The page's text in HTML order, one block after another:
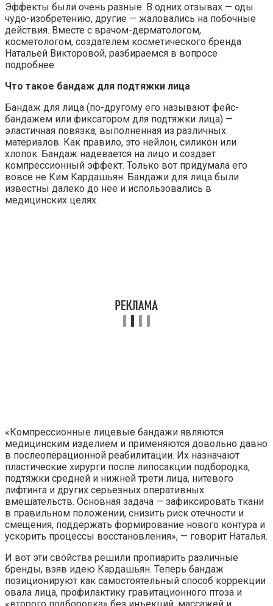
Эффекты были очень разные. В одних отзывах — оды
чудо-изобретению, другие — жаловались на побочные
действия. Вместе с врачом-дерматологом,
косметологом, создателем косметического бренда
Натальей Викторовой, разбираемся в вопросе
подробнее.
Что такое бандаж для подтяжки лица
Бандаж для лица (по-другому его называют фейс-
бандажем или фиксатором для подтяжки лица) —
эластичная повязка, выполненная из различных
материалов. Как правило, это нейлон, силикон или
хлопок. Бандаж надевается на лицо и создает
компрессионный эффект. Только вот придумала его
вовсе не Ким Кардашьян. Бандажи для лица были
известны далеко до нее и использовались в
медицинских целях.
«Компрессионные лицевые бандажи являются
медицинским изделием и применяются довольно давно
в послеоперационной реабилитации. Их назначают
пластические хирурги после липосакции подбородка,
подтяжки средней и нижней трети лица, нитевого
лифтинга и других серьезных оперативных
вмешательств. Основная задача — зафиксировать ткани
в правильном положении, снизить риск отечности и
смещения, поддержать формирование нового контура и
ускорить процессы восстановления», — говорит Наталья.
И вот эти свойства решили пропиарить различные
бренды, взяв идею Кардашьян. Теперь бандаж
позиционируют как самостоятельный способ коррекции
овала лица, профилактику гравитационного птоза и